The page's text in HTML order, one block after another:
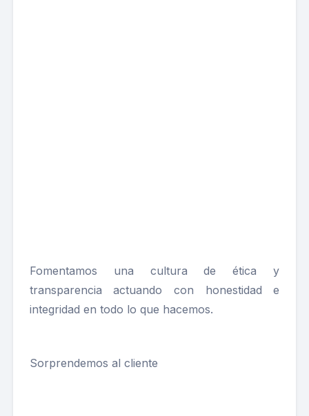
Fomentamos una cultura de ética y
transparencia actuando con honestidad e
integridad en todo lo que hacemos.
Sorprendemos al cliente